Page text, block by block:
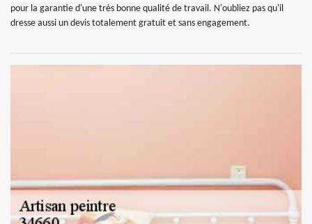
pour la garantie d'une très bonne qualité de travail. N'oubliez pas qu'il
dresse aussi un devis totalement gratuit et sans engagement.